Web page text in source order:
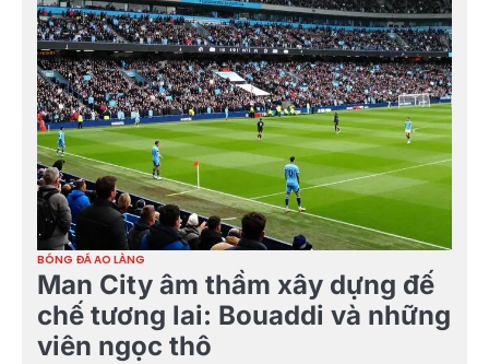
BÓNG ĐÁ AO LÀNG
Man City âm thầm xây dựng đế
chế tương lai: Bouaddi và những
viên ngọc thô